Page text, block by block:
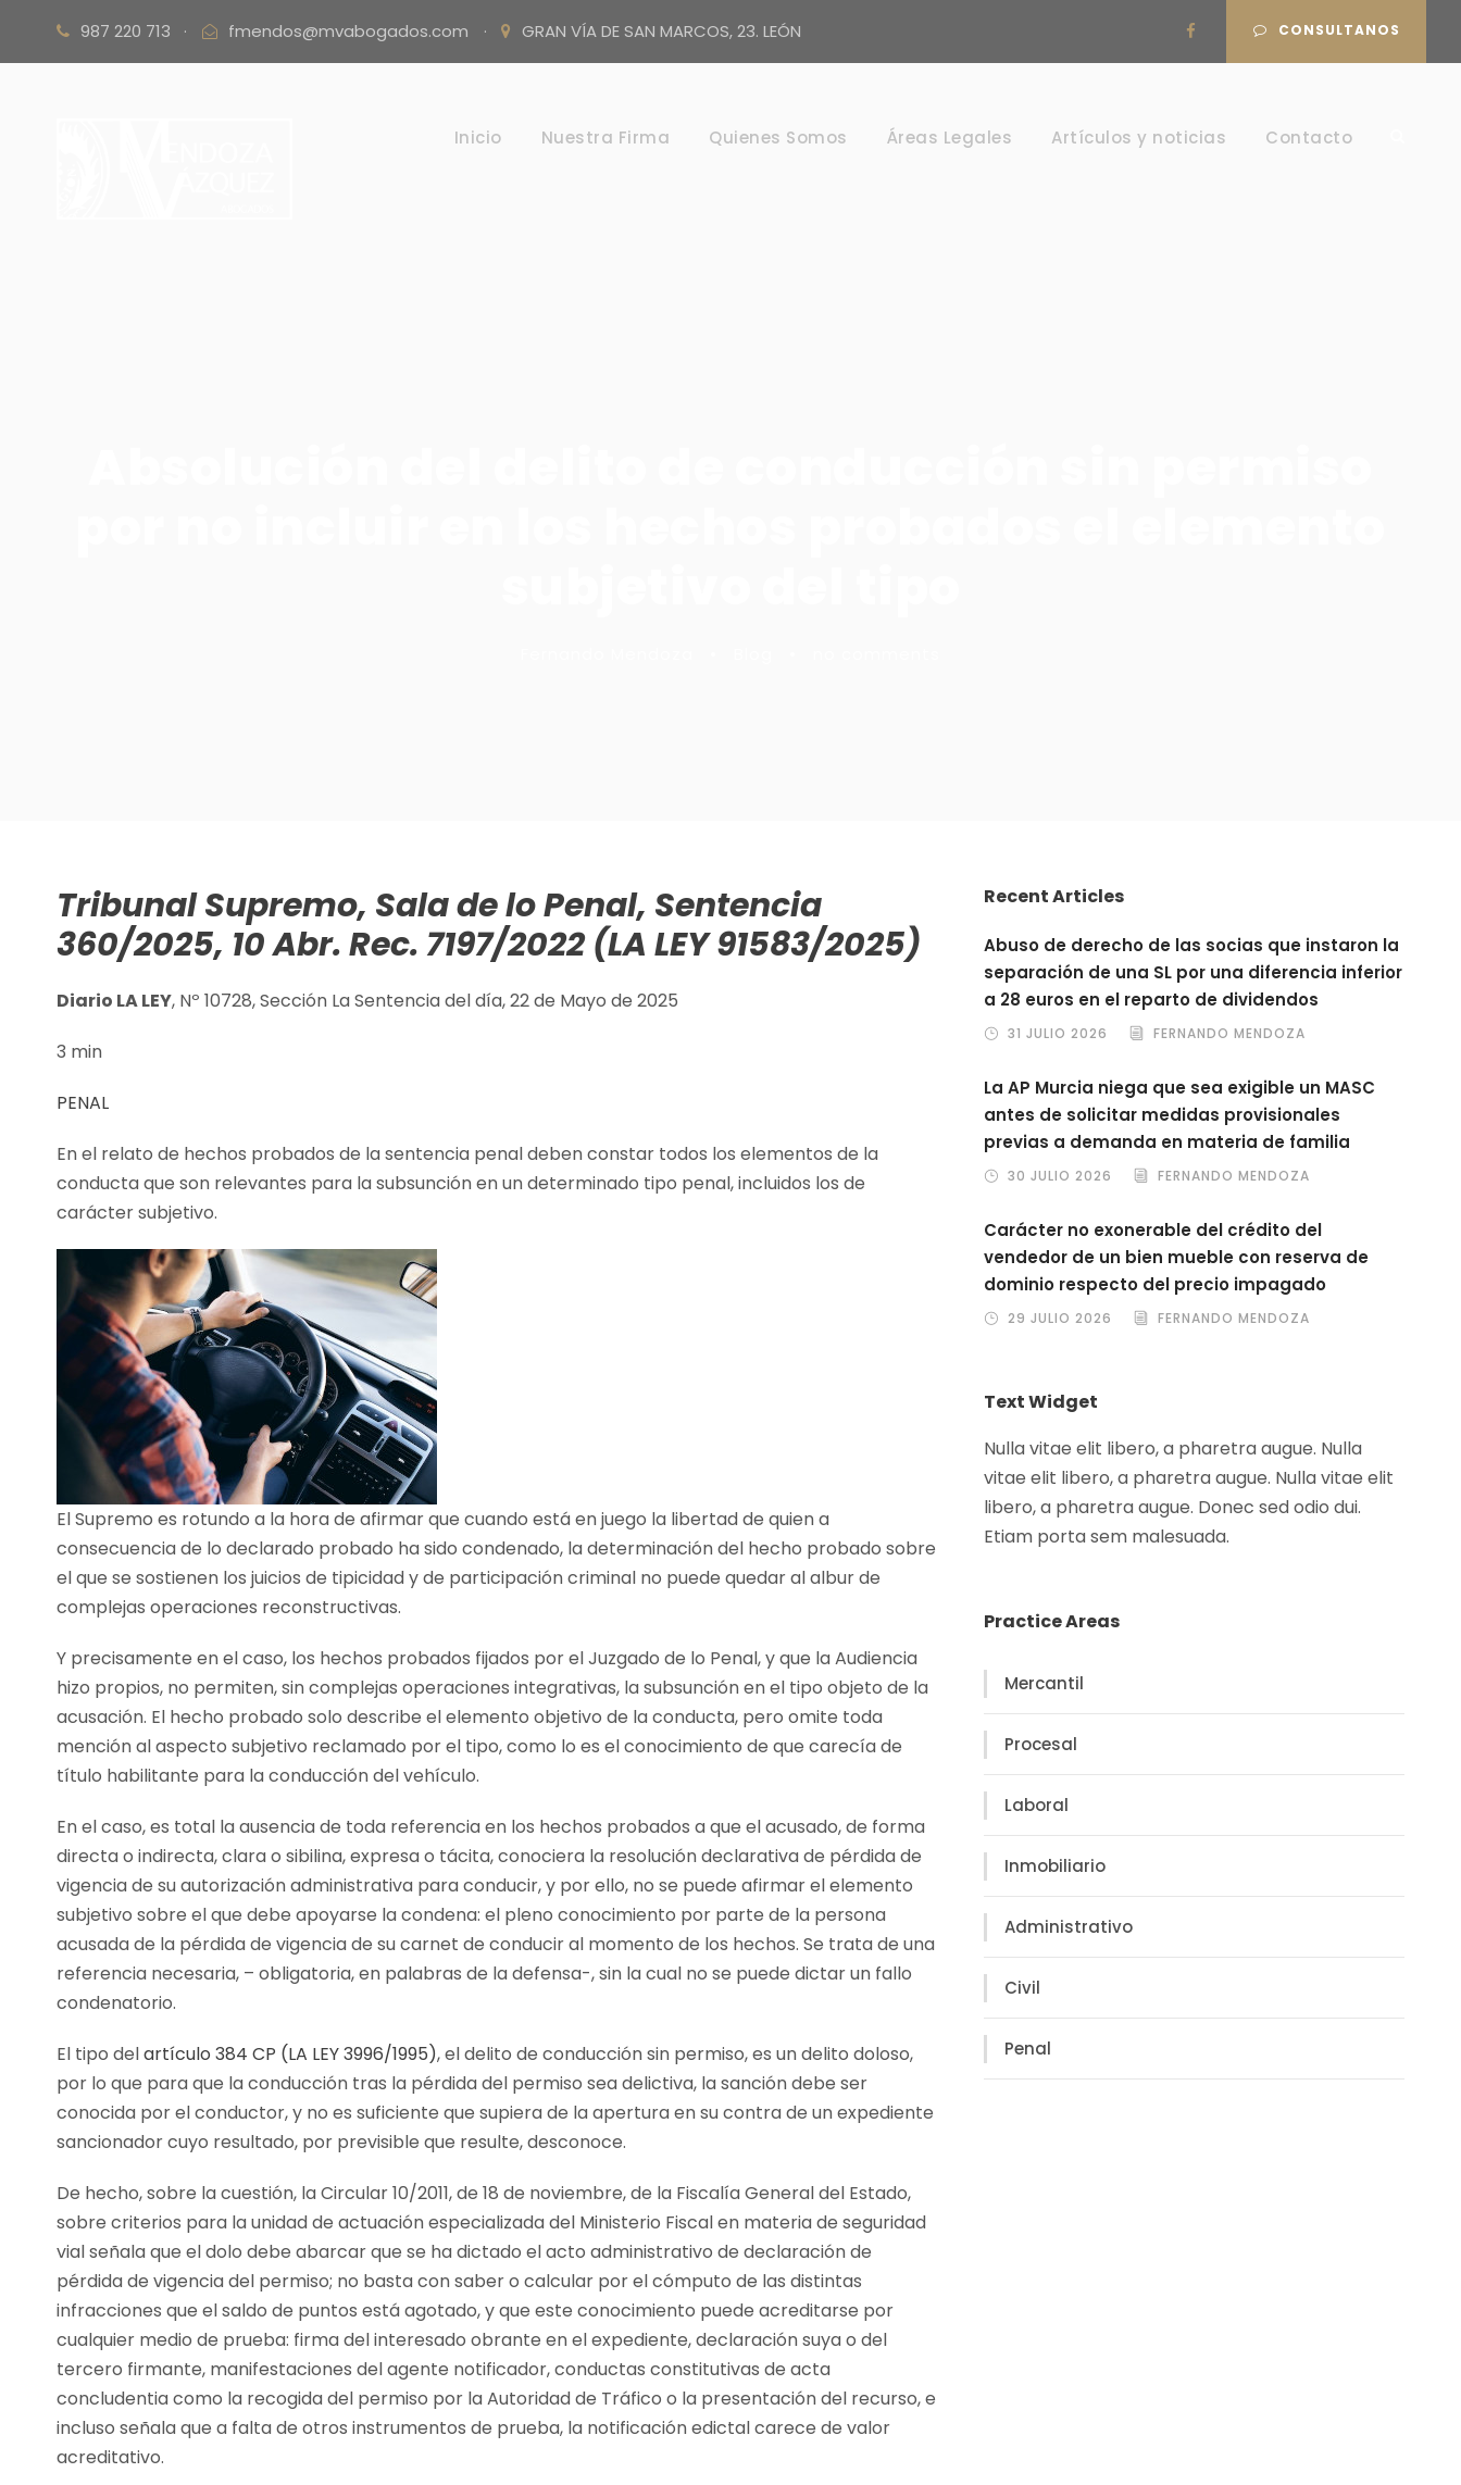
987 220 713 · fmendos@mvabogados.com · GRAN VÍA DE SAN MARCOS, 23. LEÓN CONSULTANOS
Inicio Nuestra Firma Quienes Somos Áreas Legales Artículos y noticias Contacto
Tribunal Supremo, Sala de lo Penal, Sentencia
360/2025, 10 Abr. Rec. 7197/2022 (LA LEY 91583/2025)
Diario LA LEY, Nº 10728, Sección La Sentencia del día, 22 de Mayo de 2025
3 min
PENAL
En el relato de hechos probados de la sentencia penal deben constar todos los elementos de la
conducta que son relevantes para la subsunción en un determinado tipo penal, incluidos los de
carácter subjetivo.
El Supremo es rotundo a la hora de afirmar que cuando está en juego la libertad de quien a
consecuencia de lo declarado probado ha sido condenado, la determinación del hecho probado sobre
el que se sostienen los juicios de tipicidad y de participación criminal no puede quedar al albur de
complejas operaciones reconstructivas.
Y precisamente en el caso, los hechos probados fijados por el Juzgado de lo Penal, y que la Audiencia
hizo propios, no permiten, sin complejas operaciones integrativas, la subsunción en el tipo objeto de la
acusación. El hecho probado solo describe el elemento objetivo de la conducta, pero omite toda
mención al aspecto subjetivo reclamado por el tipo, como lo es el conocimiento de que carecía de
título habilitante para la conducción del vehículo.
En el caso, es total la ausencia de toda referencia en los hechos probados a que el acusado, de forma
directa o indirecta, clara o sibilina, expresa o tácita, conociera la resolución declarativa de pérdida de
vigencia de su autorización administrativa para conducir, y por ello, no se puede afirmar el elemento
subjetivo sobre el que debe apoyarse la condena: el pleno conocimiento por parte de la persona
acusada de la pérdida de vigencia de su carnet de conducir al momento de los hechos. Se trata de una
referencia necesaria, – obligatoria, en palabras de la defensa-, sin la cual no se puede dictar un fallo
condenatorio.
El tipo delartículo 384 CP (LA LEY 3996/1995), el delito de conducción sin permiso, es un delito doloso,
por lo que para que la conducción tras la pérdida del permiso sea delictiva, la sanción debe ser
conocida por el conductor, y no es suficiente que supiera de la apertura en su contra de un expediente
sancionador cuyo resultado, por previsible que resulte, desconoce.
De hecho, sobre la cuestión, la Circular 10/2011, de 18 de noviembre, de la Fiscalía General del Estado,
sobre criterios para la unidad de actuación especializada del Ministerio Fiscal en materia de seguridad
vial señala que el dolo debe abarcar que se ha dictado el acto administrativo de declaración de
pérdida de vigencia del permiso; no basta con saber o calcular por el cómputo de las distintas
infracciones que el saldo de puntos está agotado, y que este conocimiento puede acreditarse por
cualquier medio de prueba: firma del interesado obrante en el expediente, declaración suya o del
tercero firmante, manifestaciones del agente notificador, conductas constitutivas de acta
concludentia como la recogida del permiso por la Autoridad de Tráfico o la presentación del recurso, e
incluso señala que a falta de otros instrumentos de prueba, la notificación edictal carece de valor
acreditativo.
Recent Articles
Abuso de derecho de las socias que instaron la
separación de una SL por una diferencia inferior
a 28 euros en el reparto de dividendos
31 JULIO 2026 FERNANDO MENDOZA
La AP Murcia niega que sea exigible un MASC
antes de solicitar medidas provisionales
previas a demanda en materia de familia
30 JULIO 2026 FERNANDO MENDOZA
Carácter no exonerable del crédito del
vendedor de un bien mueble con reserva de
dominio respecto del precio impagado
29 JULIO 2026 FERNANDO MENDOZA
Text Widget
Nulla vitae elit libero, a pharetra augue. Nulla
vitae elit libero, a pharetra augue. Nulla vitae elit
libero, a pharetra augue. Donec sed odio dui.
Etiam porta sem malesuada.
Practice Areas
Mercantil
Procesal
Laboral
Inmobiliario
Administrativo
Civil
Penal